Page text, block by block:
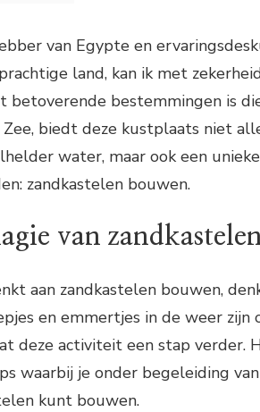
van Egypte en
land, kan ik met
betoverende bestemmingen is
Zee, biedt deze kustplaats niet
water, maar ook een
zandkastelen bouwen.
van
aan zandkastelen bouwen,
en emmertjes in de weer zijn
deze activiteit een stap verder.
waarbij je onder begeleiding
kunt bouwen.